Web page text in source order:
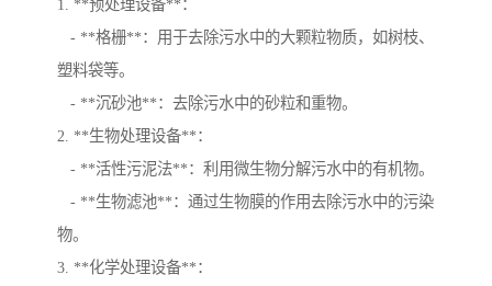
1. **预处理设备**：
- **格栅**：用于去除污水中的大颗粒物质，如树枝、
塑料袋等。
- **沉砂池**：去除污水中的砂粒和重物。
2. **生物处理设备**：
- **活性污泥法**：利用微生物分解污水中的有机物。
- **生物滤池**：通过生物膜的作用去除污水中的污染
物。
3. **化学处理设备**：